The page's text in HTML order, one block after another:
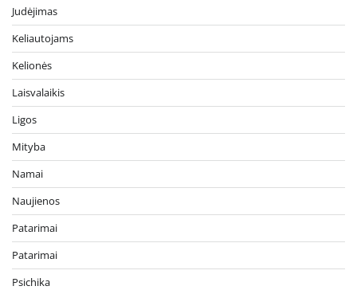
Judėjimas
Keliautojams
Kelionės
Laisvalaikis
Ligos
Mityba
Namai
Naujienos
Patarimai
Patarimai
Psichika